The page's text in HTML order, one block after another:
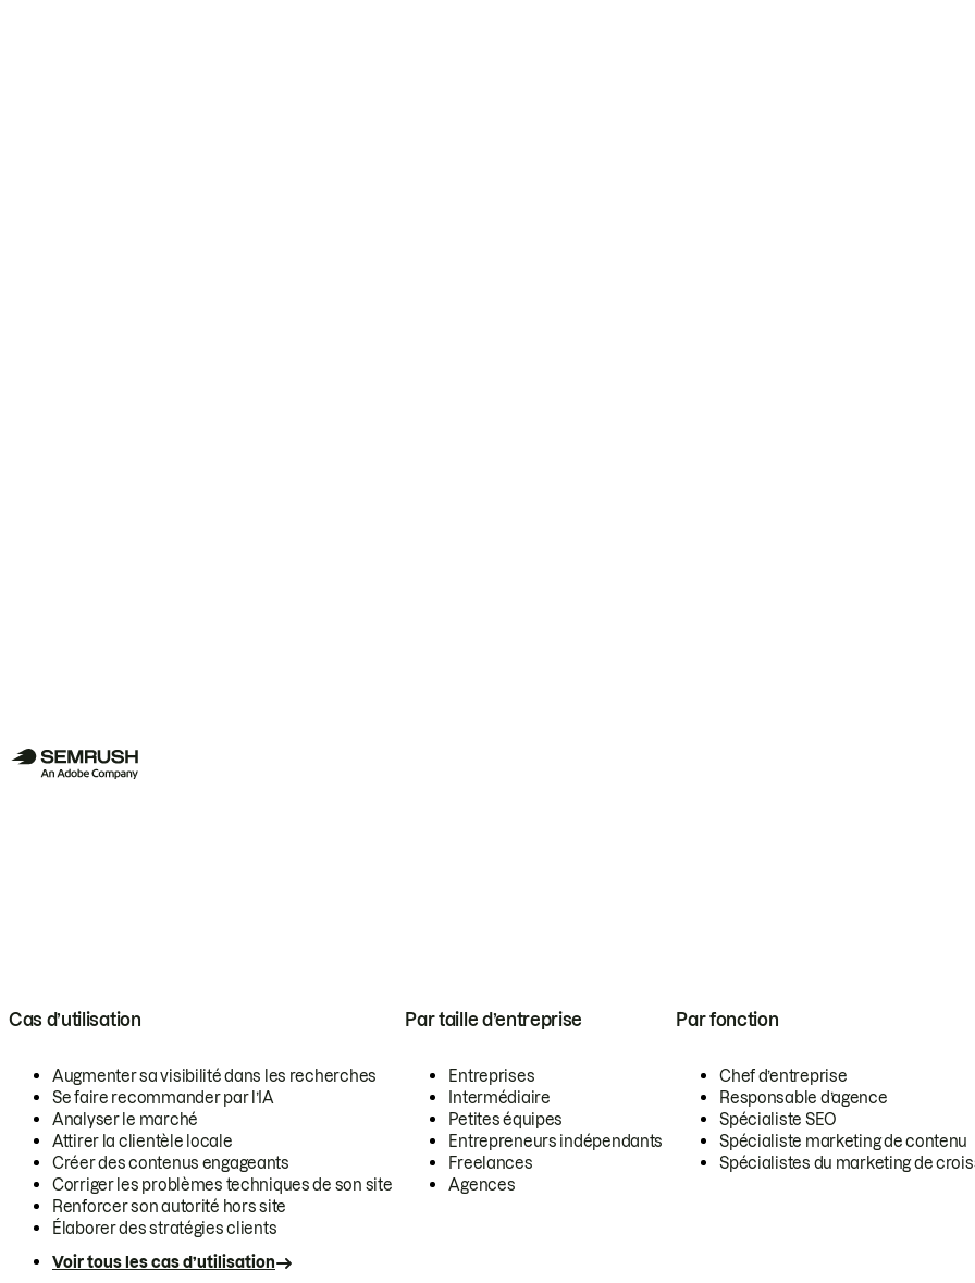
Cas d’utilisation
Augmenter sa visibilité dans les recherches
Se faire recommander par l’IA
Analyser le marché
Attirer la clientèle locale
Créer des contenus engageants
Corriger les problèmes techniques de son site
Renforcer son autorité hors site
Élaborer des stratégies clients
Voir tous les cas d’utilisation
Par taille d’entreprise
Entreprises
Intermédiaire
Petites équipes
Entrepreneurs indépendants
Freelances
Agences
Par fonction
Chef d’entreprise
Responsable d’agence
Spécialiste SEO
Spécialiste marketing de contenu
Spécialistes du marketing de